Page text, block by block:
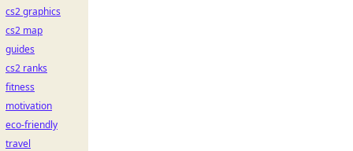
cs2 graphics
cs2 map
guides
cs2 ranks
fitness
motivation
eco-friendly
travel